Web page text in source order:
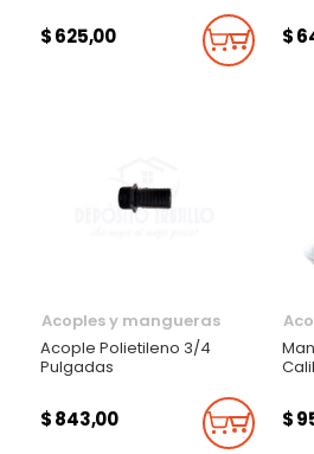
$ 625,00 Añadir
$
Acoples y mangueras
Acople Polietileno 3/4
Pulgadas
$ 843,00 Añadir
$